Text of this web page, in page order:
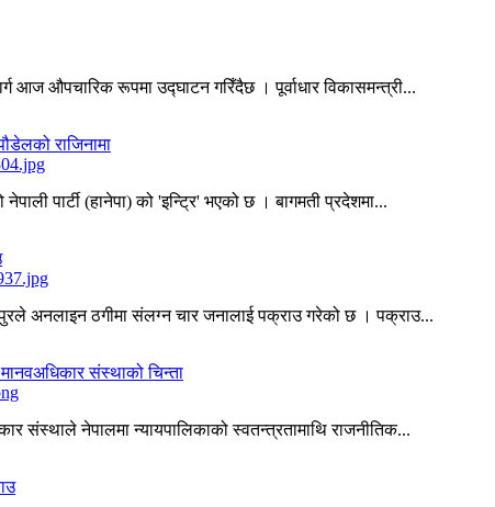
आज औपचारिक रूपमा उद्घाटन गरिँदैछ । पूर्वाधार विकासमन्त्री...
राजिनामा
पार्टी (हानेपा) को 'इन्ट्रि' भएको छ । बागमती प्रदेशमा...
अनलाइन ठगीमा संलग्न चार जनालाई पक्राउ गरेको छ । पक्राउ...
मानवअधिकार संस्थाको चिन्ता
संस्थाले नेपालमा न्यायपालिकाको स्वतन्त्रतामाथि राजनीतिक...